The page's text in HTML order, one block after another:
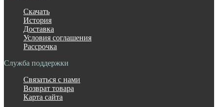
Скачать
История
Доставка
Условия соглашения
Рассрочка
Служба поддержки
Связаться с нами
Возврат товара
Карта сайта